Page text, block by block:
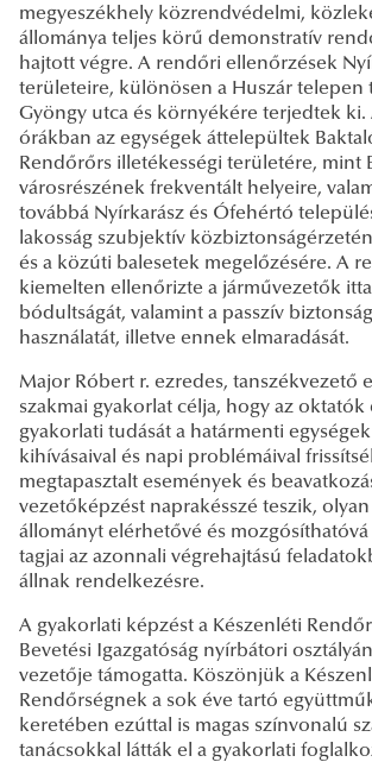
megyeszékhely közrendvédelmi,
állománya teljes körű demonstratív
hajtott végre. A rendőri ellenőrzések
területeire, különösen a Huszár telepen
Gyöngy utca és környékére terjedtek ki.
órákban az egységek áttelepültek
Rendőrőrs illetékességi területére, mint
városrészének frekventált helyeire,
továbbá Nyírkarász és Ófehértó
lakosság szubjektív
és a közúti balesetek megelőzésére. A
kiemelten ellenőrizte a járművezetők
bódultságát, valamint a passzív
használatát, illetve ennek elmaradását.
Major Róbert r. ezredes, tanszékvezető
szakmai gyakorlat célja, hogy az oktatók
gyakorlati tudását a határmenti
kihívásaival és napi problémáival
megtapasztalt események és
vezetőképzést naprakésszé teszik,
állományt elérhetővé és
tagjai az azonnali végrehajtású
állnak rendelkezésre.
A gyakorlati képzést a Készenléti
Bevetési Igazgatóság nyírbátori
vezetője támogatta. Köszönjük a
Rendőrségnek a sok éve tartó
keretében ezúttal is magas színvonalú
tanácsokkal látták el a gyakorlati